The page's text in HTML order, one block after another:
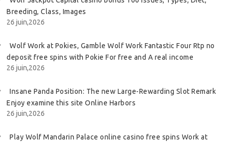
Breeding, Class, Images
26 juin,2026
Wolf Work at Pokies, Gamble Wolf Work Fantastic Four Rtp no
deposit free spins with Pokie For free and A real income
26 juin,2026
Insane Panda Position: The new Large-Rewarding Slot Remark
Enjoy examine this site Online Harbors
26 juin,2026
Play Wolf Mandarin Palace online casino free spins Work at